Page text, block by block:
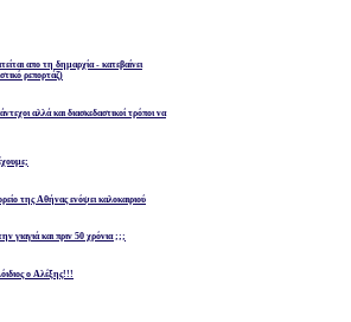
απο τη δημαρχία - κατεβαίνει
ρεπορτάζ)
αλλά και διασκεδαστικοί τρόποι να
της Αθήνας ενόψει καλοκαιριού
γιαγιά και πριν 50 χρόνια ;;;
ο Αλέξης!!!